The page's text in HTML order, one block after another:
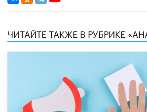
ЧИТАЙТЕ ТАКЖЕ В РУБРИКЕ